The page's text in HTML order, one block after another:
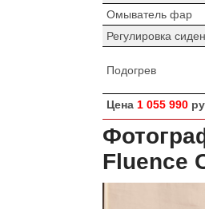
Омыватель фар
Регулировка
Подогрев
Цена 1 055 990
Fluence